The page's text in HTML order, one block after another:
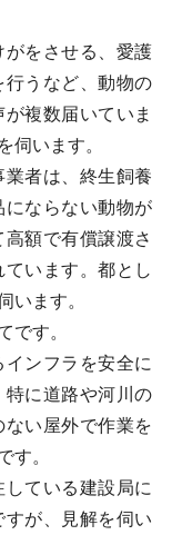
をさせる、愛護
行うなど、動物の
複数届いていま
伺います。
者は、終生飼養
ならない動物が
額で有償譲渡さ
います。都とし
います。
です。
ンフラを安全に
に道路や河川の
い屋外で作業を
す。
ている建設局に
が、見解を伺い